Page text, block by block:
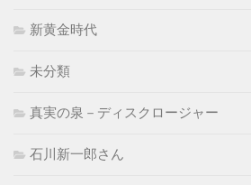
新黄金時代
未分類
真実の泉－ディスクロージャー
石川新一郎さん